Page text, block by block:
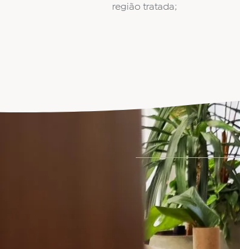
região tratada;